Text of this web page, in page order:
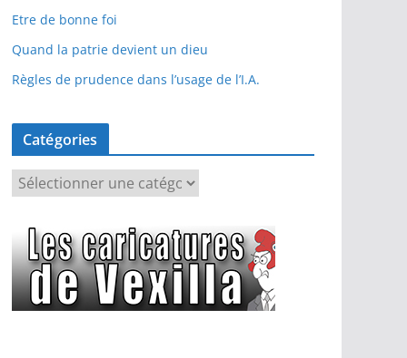
Etre de bonne foi
Quand la patrie devient un dieu
Règles de prudence dans l’usage de l’I.A.
Catégories
é
g
o
r